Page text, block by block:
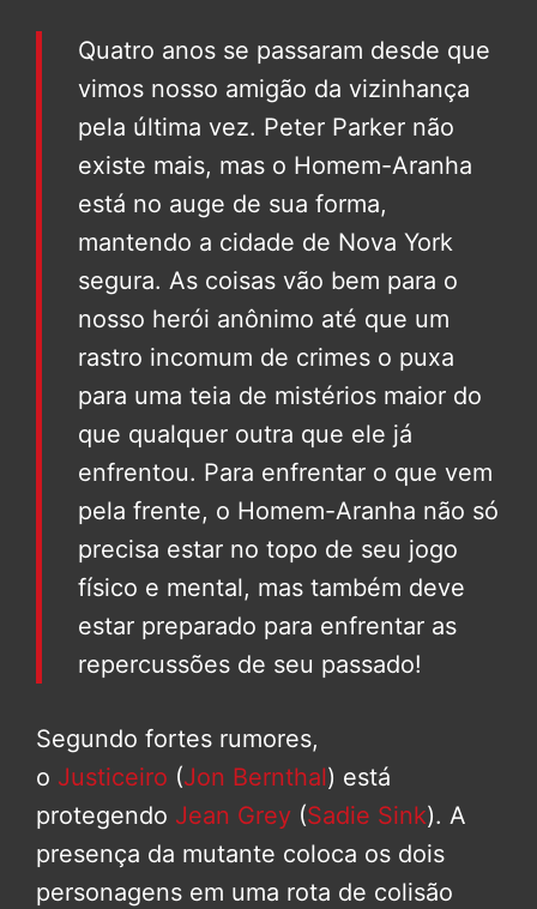
Quatro anos se passaram desde que
vimos nosso amigão da vizinhança
pela última vez. Peter Parker não
existe mais, mas o Homem-Aranha
está no auge de sua forma,
mantendo a cidade de Nova York
segura. As coisas vão bem para o
nosso herói anônimo até que um
rastro incomum de crimes o puxa
para uma teia de mistérios maior do
que qualquer outra que ele já
enfrentou. Para enfrentar o que vem
pela frente, o Homem-Aranha não só
precisa estar no topo de seu jogo
físico e mental, mas também deve
estar preparado para enfrentar as
repercussões de seu passado!
Segundo fortes rumores,
o Justiceiro (Jon Bernthal) está
protegendo Jean Grey (Sadie Sink). A
presença da mutante coloca os dois
personagens em uma rota de colisão